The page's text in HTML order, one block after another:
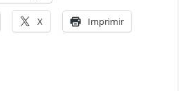
X Imprimir